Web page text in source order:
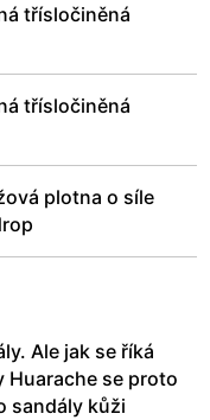
třísločiněná
třísločiněná
plotna o síle
Ale jak se říká
Huarache se proto
sandály kůži